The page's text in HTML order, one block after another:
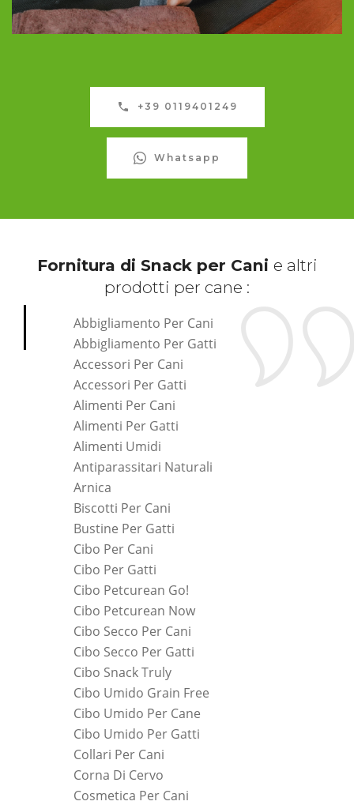
+39 0119401249
Whatsapp
Fornitura di Snack per Cani e altri
prodotti per cane :
Abbigliamento Per Cani
Abbigliamento Per Gatti
Accessori Per Cani
Accessori Per Gatti
Alimenti Per Cani
Alimenti Per Gatti
Alimenti Umidi
Antiparassitari Naturali
Arnica
Biscotti Per Cani
Bustine Per Gatti
Cibo Per Cani
Cibo Per Gatti
Cibo Petcurean Go!
Cibo Petcurean Now
Cibo Secco Per Cani
Cibo Secco Per Gatti
Cibo Snack Truly
Cibo Umido Grain Free
Cibo Umido Per Cane
Cibo Umido Per Gatti
Collari Per Cani
Corna Di Cervo
Cosmetica Per Cani